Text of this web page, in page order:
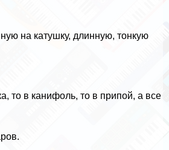
на катушку, длинную, тонкую
то в канифоль, то в припой, а все